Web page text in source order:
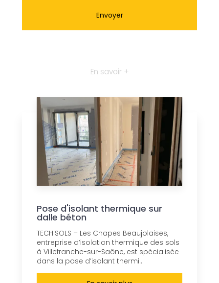
En savoir +
Pose d'isolant thermique sur
dalle béton
TECH'SOLS – Les Chapes Beaujolaises,
entreprise d’isolation thermique des sols
à Villefranche-sur-Saône, est spécialisée
dans la pose d’isolant thermi...